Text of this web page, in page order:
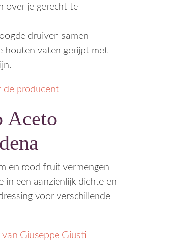
over je gerecht te
druiven samen
houten vaten gerijpt met
de producent
Aceto
en rood fruit vermengen
in een aanzienlijk dichte en
voor verschillende
Giuseppe Giusti